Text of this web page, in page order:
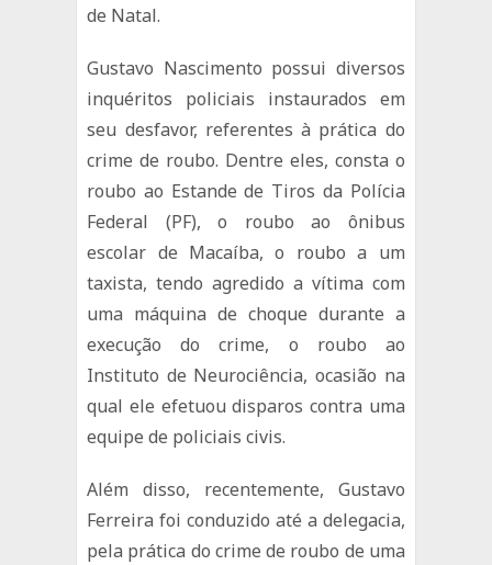
de Natal.
Gustavo Nascimento possui diversos
inquéritos policiais instaurados em
seu desfavor, referentes à prática do
crime de roubo. Dentre eles, consta o
roubo ao Estande de Tiros da Polícia
Federal (PF), o roubo ao ônibus
escolar de Macaíba, o roubo a um
taxista, tendo agredido a vítima com
uma máquina de choque durante a
execução do crime, o roubo ao
Instituto de Neurociência, ocasião na
qual ele efetuou disparos contra uma
equipe de policiais civis.
Além disso, recentemente, Gustavo
Ferreira foi conduzido até a delegacia,
pela prática do crime de roubo de uma